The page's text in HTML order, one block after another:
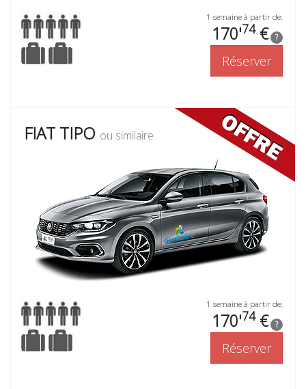
1 semaine à partir de:
170'74€ ?
Réserver
FIAT TIPO ou similaire
1 semaine à partir de:
170'74€ ?
Réserver